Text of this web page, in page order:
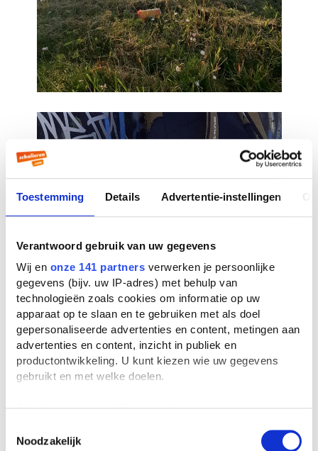
Toestemming Details Advertentie-instellingen
Verantwoord gebruik van uw gegevens
Wij en onze 141 partners verwerken je persoonlijke
gegevens (bijv. uw IP-adres) met behulp van
technologieën zoals cookies om informatie op uw
apparaat op te slaan en te gebruiken met als doel
gepersonaliseerde advertenties en content, metingen aan
advertenties en content, inzicht in publiek en
productontwikkeling. U kunt kiezen wie uw gegevens
gebruikt en met welke doelen.
Als u het toestaat, willen we ook graag:
locatie, die tot een paar meter nauwkeurig kan zijn
Noodzakelijk